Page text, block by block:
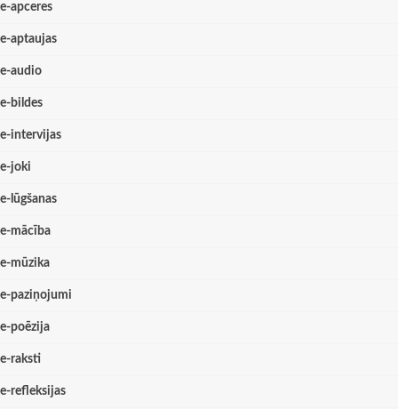
e-apceres
e-aptaujas
e-audio
e-bildes
e-intervijas
e-joki
e-lūgšanas
e-mācība
e-mūzika
e-paziņojumi
e-poēzija
e-raksti
e-refleksijas